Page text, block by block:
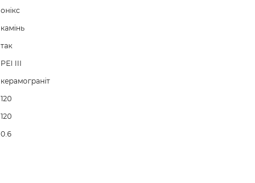
онікс
камінь
так
PEI III
керамограніт
120
120
0.6